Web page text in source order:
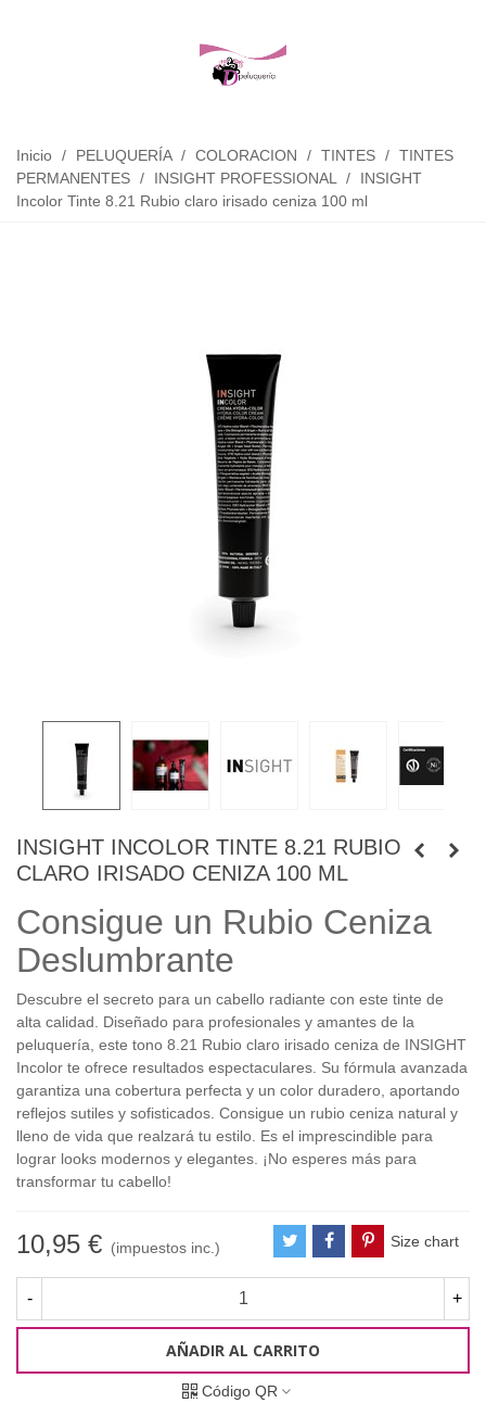
Inicio / PELUQUERÍA / COLORACION / TINTES / TINTES
PERMANENTES / INSIGHT PROFESSIONAL /
INSIGHT
Incolor Tinte 8.21 Rubio claro irisado ceniza 100 ml
INSIGHT INCOLOR TINTE 8.21 RUBIO
CLARO IRISADO CENIZA 100 ML
Consigue un Rubio Ceniza
Deslumbrante
Descubre el secreto para un cabello radiante con este tinte de
alta calidad. Diseñado para profesionales y amantes de la
peluquería, este tono 8.21 Rubio claro irisado ceniza de INSIGHT
Incolor te ofrece resultados espectaculares. Su fórmula avanzada
garantiza una cobertura perfecta y un color duradero, aportando
reflejos sutiles y sofisticados. Consigue un rubio ceniza natural y
lleno de vida que realzará tu estilo. Es el imprescindible para
lograr looks modernos y elegantes. ¡No esperes más para
transformar tu cabello!
10,95 € (impuestos inc.) Size chart
- +
AÑADIR AL CARRITO
Código QR